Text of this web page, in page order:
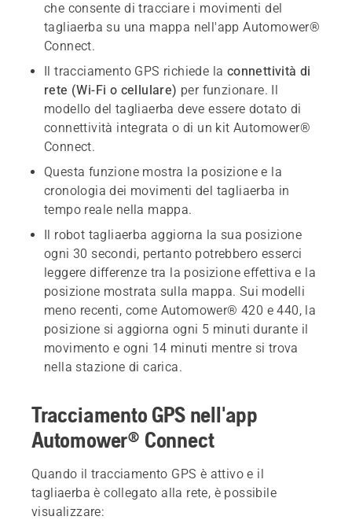
che consente di tracciare i movimenti del
tagliaerba su una mappa nell'app Automower®
Connect.
Il tracciamento GPS richiede la connettività di
rete (Wi-Fi o cellulare) per funzionare. Il
modello del tagliaerba deve essere dotato di
connettività integrata o di un kit Automower®
Connect.
Questa funzione mostra la posizione e la
cronologia dei movimenti del tagliaerba in
tempo reale nella mappa.
Il robot tagliaerba aggiorna la sua posizione
ogni 30 secondi, pertanto potrebbero esserci
leggere differenze tra la posizione effettiva e la
posizione mostrata sulla mappa. Sui modelli
meno recenti, come Automower® 420 e 440, la
posizione si aggiorna ogni 5 minuti durante il
movimento e ogni 14 minuti mentre si trova
nella stazione di carica.
Tracciamento GPS nell'app
Automower® Connect
Quando il tracciamento GPS è attivo e il
tagliaerba è collegato alla rete, è possibile
visualizzare: